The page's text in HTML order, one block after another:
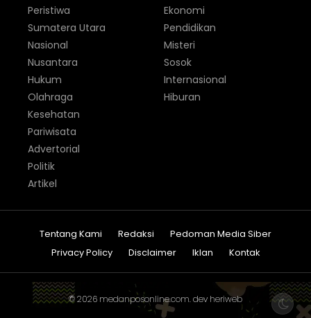
Peristiwa
Sumatera Utara
Nasional
Nusantara
Hukum
Olahraga
Ekonomi
Pendidikan
Misteri
Sosok
Internasional
Hiburan
Kesehatan
Pariwisata
Advertorial
Politik
Artikel
Tentang Kami Redaksi
Pedoman Media Siber
Privacy Policy
Disclaimer Iklan Kontak
© 2026 medanposonline.com. dev heriweb